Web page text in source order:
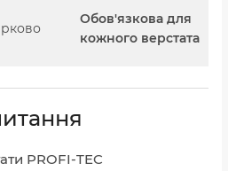
Обов'язкова для
кожного верстата
PROFI-TEC